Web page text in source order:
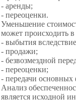
- аренды;
- переоценки.
Уменьшение
может происходить в
- выбытия
- продажи;
- безвозмездной
- переоценки;
- передачи основных
Анализ
является исходной